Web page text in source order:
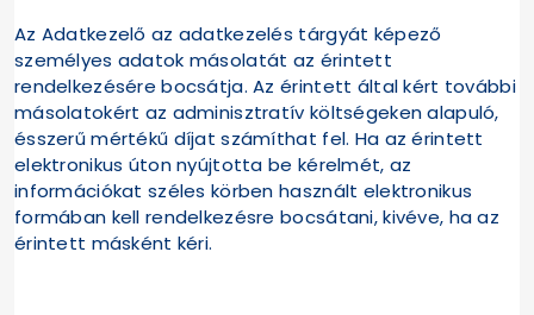
Az Adatkezelő az adatkezelés tárgyát képező
személyes adatok másolatát az érintett
rendelkezésére bocsátja. Az érintett által kért további
másolatokért az adminisztratív költségeken alapuló,
ésszerű mértékű díjat számíthat fel. Ha az érintett
elektronikus úton nyújtotta be kérelmét, az
információkat széles körben használt elektronikus
formában kell rendelkezésre bocsátani, kivéve, ha az
érintett másként kéri.